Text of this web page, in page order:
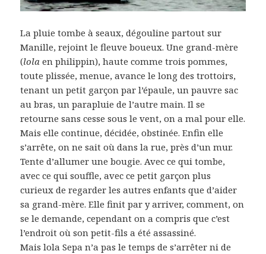
La pluie tombe à seaux, dégouline partout sur
Manille, rejoint le fleuve boueux. Une grand-mère
(lola en philippin), haute comme trois pommes,
toute plissée, menue, avance le long des trottoirs,
tenant un petit garçon par l’épaule, un pauvre sac
au bras, un parapluie de l’autre main. Il se
retourne sans cesse sous le vent, on a mal pour elle.
Mais elle continue, décidée, obstinée. Enfin elle
s’arrête, on ne sait où dans la rue, près d’un mur.
Tente d’allumer une bougie. Avec ce qui tombe,
avec ce qui souffle, avec ce petit garçon plus
curieux de regarder les autres enfants que d’aider
sa grand-mère. Elle finit par y arriver, comment, on
se le demande, cependant on a compris que c’est
l’endroit où son petit-fils a été assassiné.
Mais lola Sepa n’a pas le temps de s’arrêter ni de